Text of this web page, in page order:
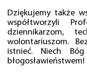
Dziękujemy także
współtworzyli
dziennikarzom,
wolontariuszom.
istnieć. Niech
błogosławieństwem!